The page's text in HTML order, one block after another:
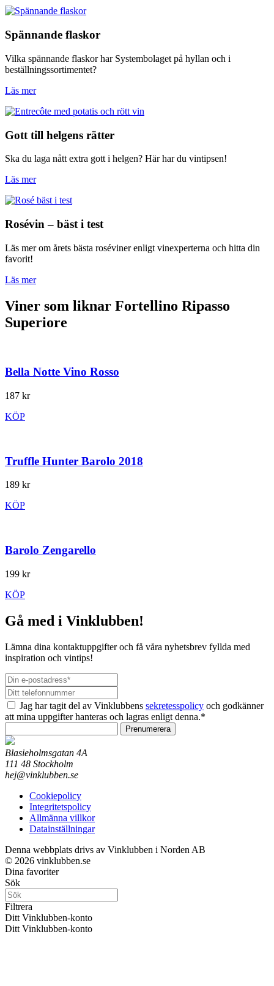
Spännande flaskor
Vilka spännande flaskor har Systembolaget på hyllan och i
beställningssortimentet?
Läs mer
Gott till helgens rätter
Ska du laga nått extra gott i helgen? Här har du vintipsen!
Läs mer
Rosévin – bäst i test
Läs mer om årets bästa roséviner enligt vinexperterna och hitta din
favorit!
Läs mer
Viner som liknar Fortellino Ripasso
Superiore
Bella Notte Vino Rosso
187 kr
KÖP
Truffle Hunter Barolo 2018
189 kr
KÖP
Barolo Zengarello
199 kr
KÖP
Gå med i Vinklubben!
Lämna dina kontaktuppgifter och få våra nyhetsbrev fyllda med
inspiration och vintips!
Jag har tagit del av Vinklubbens sekretesspolicy och godkänner
att mina uppgifter hanteras och lagras enligt denna.*
Prenumerera
Blasieholmsgatan 4A
111 48 Stockholm
hej@vinklubben.se
Cookiepolicy
Integritetspolicy
Allmänna villkor
Datainställningar
Denna webbplats drivs av Vinklubben i Norden AB
© 2026 vinklubben.se
Dina favoriter
Sök
Filtrera
Ditt Vinklubben-konto
Ditt Vinklubben-konto